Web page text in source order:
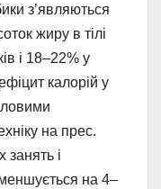
з’являються
жиру в тілі
і 18–22% у
калорій у
на прес.
занять і
на 4–